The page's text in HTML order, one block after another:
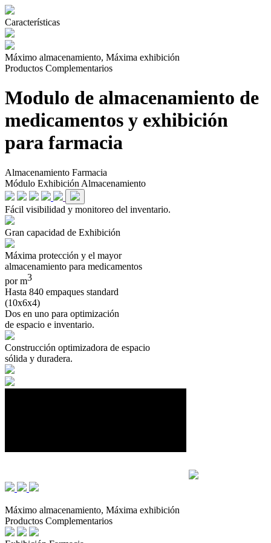
Características
Máximo almacenamiento, Máxima exhibición
Productos Complementarios
Modulo de almacenamiento de
medicamentos y exhibición
para farmacia
Almacenamiento Farmacia
Módulo Exhibición Almacenamiento
Fácil visibilidad y monitoreo del inventario.
Gran capacidad de Exhibición
Máxima protección y el mayor
almacenamiento para medicamentos
por m3
Hasta 840 empaques standard
(10x6x4)
Dos en uno para optimización
de espacio e inventario.
Construcción optimizadora de espacio
sólida y duradera.
Máximo almacenamiento, Máxima exhibición
Productos Complementarios